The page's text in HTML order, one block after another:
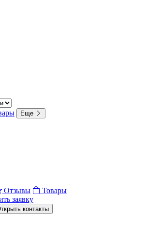
Еще
Отзывы
Товары
заявку
контакты